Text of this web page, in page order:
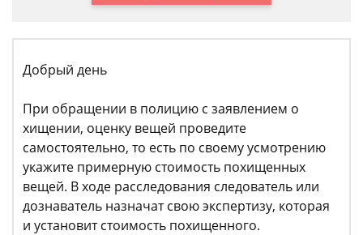
Добрый день
При обращении в полицию с заявлением о
хищении, оценку вещей проведите
самостоятельно, то есть по своему усмотрению
укажите примерную стоимость похищенных
вещей. В ходе расследования следователь или
дознаватель назначат свою экспертизу, которая
и установит стоимость похищенного.